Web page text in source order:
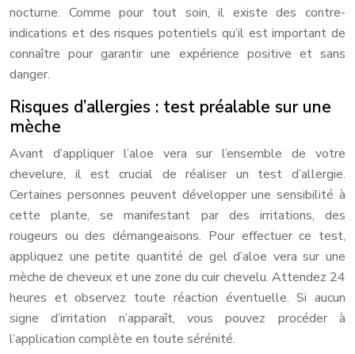
nocturne. Comme pour tout soin, il existe des contre-
indications et des risques potentiels qu’il est important de
connaître pour garantir une expérience positive et sans
danger.
Risques d’allergies : test préalable sur une
mèche
Avant d’appliquer l’aloe vera sur l’ensemble de votre
chevelure, il est crucial de réaliser un test d’allergie.
Certaines personnes peuvent développer une sensibilité à
cette plante, se manifestant par des irritations, des
rougeurs ou des démangeaisons. Pour effectuer ce test,
appliquez une petite quantité de gel d’aloe vera sur une
mèche de cheveux et une zone du cuir chevelu. Attendez 24
heures et observez toute réaction éventuelle. Si aucun
signe d’irritation n’apparaît, vous pouvez procéder à
l’application complète en toute sérénité.